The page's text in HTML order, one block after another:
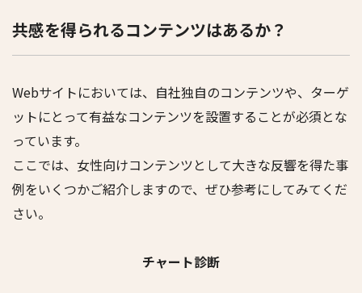
共感を得られるコンテンツはあるか？
Webサイトにおいては、自社独自のコンテンツや、ターゲ
ットにとって有益なコンテンツを設置することが必須とな
っています。
ここでは、女性向けコンテンツとして大きな反響を得た事
例をいくつかご紹介しますので、ぜひ参考にしてみてくだ
さい。
チャート診断